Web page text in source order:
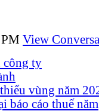
View
công ty
vùng năm
báo cáo thuế năm